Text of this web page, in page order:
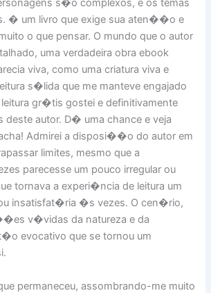
s�o complexos, e os temas
� um livro que exige sua aten��o e
o que pensar. O mundo que o autor
uma verdadeira obra ebook
viva, como uma criatura viva e
s�lida que me manteve engajado
gr�tis gostei e definitivamente
deste autor. D� uma chance e veja
Admirei a disposi��o do autor em
limites, mesmo que a
parecesse um pouco irregular ou
tornava a experi�ncia de leitura um
insatisfat�ria �s vezes. O cen�rio,
v�vidas da natureza e da
evocativo que se tornou um
permaneceu, assombrando-me muito